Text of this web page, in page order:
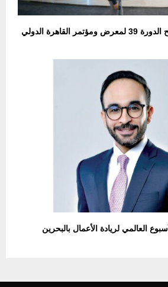
اليوم رئيس الوزراء يفتتح الدورة 39 لمعرض ومؤتمر القاهرة الدولي
العالمي لريادة الأعمال بالبحرين